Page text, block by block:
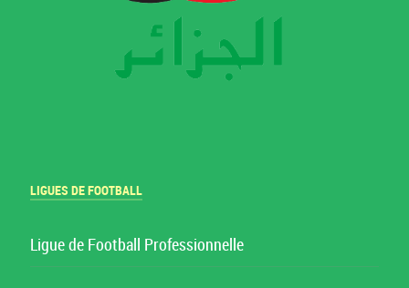
LIGUES DE FOOTBALL
Ligue de Football Professionnelle